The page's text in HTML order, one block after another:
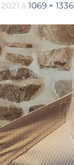
à 1069 × 1336